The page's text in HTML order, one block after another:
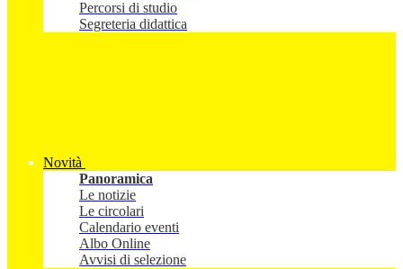
Percorsi di studio
Segreteria didattica
Novità
Panoramica
Le notizie
Le circolari
Calendario eventi
Albo Online
Avvisi di selezione